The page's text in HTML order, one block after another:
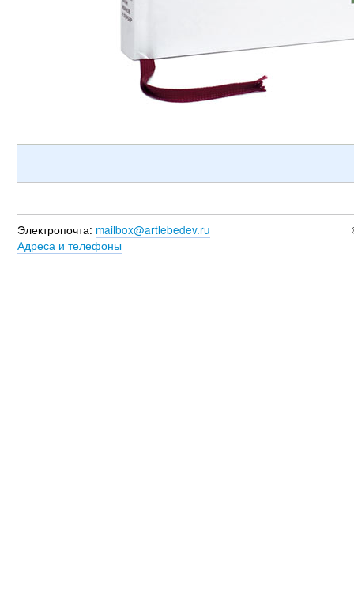
Электропочта: mailbox@artlebedev.ru
Адреса и телефоны